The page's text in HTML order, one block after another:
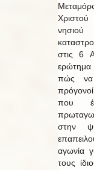
στις 6
ερώτημα
πώς να
που
στην
αγωνία
τους